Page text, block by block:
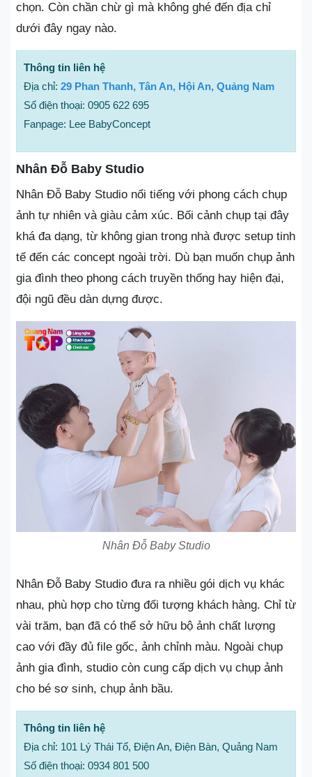
chọn. Còn chần chừ gì mà không ghé đến địa chỉ
dưới đây ngay nào.
Thông tin liên hệ
Địa chỉ: 29 Phan Thanh, Tân An, Hội An, Quảng Nam
Số điện thoại: 0905 622 695
Fanpage: Lee BabyConcept
Nhân Đỗ Baby Studio
Nhân Đỗ Baby Studio nổi tiếng với phong cách chụp
ảnh tự nhiên và giàu cảm xúc. Bối cảnh chụp tại đây
khá đa dạng, từ không gian trong nhà được setup tinh
tế đến các concept ngoài trời. Dù bạn muốn chụp ảnh
gia đình theo phong cách truyền thống hay hiện đại,
đội ngũ đều dàn dựng được.
Nhân Đỗ Baby Studio
Nhân Đỗ Baby Studio đưa ra nhiều gói dịch vụ khác
nhau, phù hợp cho từng đối tượng khách hàng. Chỉ từ
vài trăm, bạn đã có thể sở hữu bộ ảnh chất lượng
cao với đầy đủ file gốc, ảnh chỉnh màu. Ngoài chụp
ảnh gia đình, studio còn cung cấp dịch vụ chụp ảnh
cho bé sơ sinh, chụp ảnh bầu.
Thông tin liên hệ
Địa chỉ: 101 Lý Thái Tổ, Điện An, Điện Bàn, Quảng Nam
Số điện thoại: 0934 801 500